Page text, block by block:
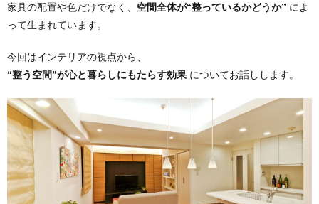
家具の配置や色だけでなく、 空間全体が“整っているかどうか” によ
って生まれています。
今回はインテリアの視点から、
“整う空間”が心と暮らしにもたらす効果 についてお話しします。